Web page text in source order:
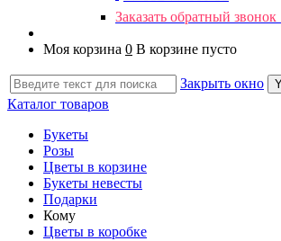
Заказать обратный звонок
Моя корзина 0 В корзине пусто
Закрыть окно
Каталог товаров
Букеты
Розы
Цветы в корзине
Букеты невесты
Подарки
Кому
Цветы в коробке